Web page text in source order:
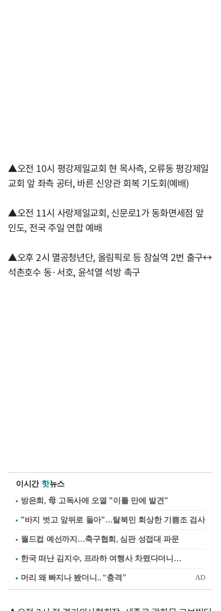
▲오전 10시 평강제일교회 현 목사측, 오류동 평강제일
교회 앞 좌측 공터, 바른 신앙관 회복 기도회(예배)
▲오전 11시 사랑제일교회, 신문로1가 동화면세점 앞
인도, 전국 주일 연합 예배
▲오후 2시 멸공청년단, 올림픽로 등 잠실역 2번 출구↔
석촌호수 동·서호, 윤석열 석방 촉구
이시간 핫뉴스
방은희, 母 고독사에 오열 "이틀 만에 발견"
"바지 벗고 앞뒤로 돌아"…탈북민 회상한 기쁨조 검사
월드컵 예선까지…축구협회, 심판 성접대 파문
한국 떠난 김지수, 프라하 여행사 차렸다더니…